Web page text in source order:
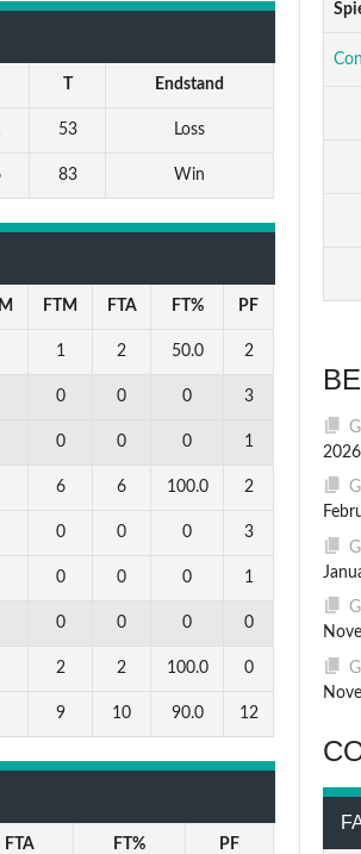
Endstand
53 Loss
83 Win
FTM FTA FT% PF
1 2 50.0 2
0 0 0 3
0 0 0 1
6 6 100.0 2
0 0 0 3
0 0 0 1
0 0 0 0
2 2 100.0 0
9 10 90.0 12
FTA FT% PF
2026